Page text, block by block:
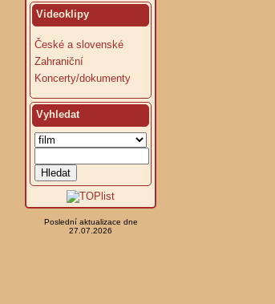
Videoklipy
České a slovenské
Zahraniční
Koncerty/dokumenty
Vyhledat
Poslední aktualizace dne
27.07.2026